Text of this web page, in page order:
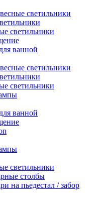
светильники
светильники
ванной
светильники
светильники
ванной
светильники
столбы
на пьедестал / забор